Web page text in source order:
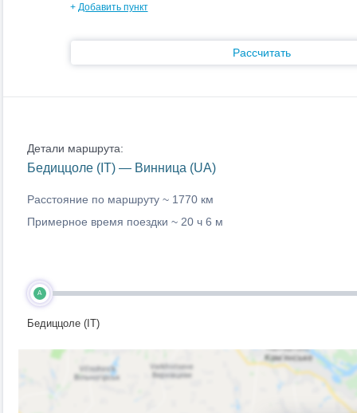
+ Добавить пункт
Рассчитать
Детали маршрута:
Бедиццоле (IT) — Винница (UA)
Расстояние по маршруту ~ 1770 км
Примерное время поездки ~ 20 ч 6 м
A
Бедиццоле (IT)